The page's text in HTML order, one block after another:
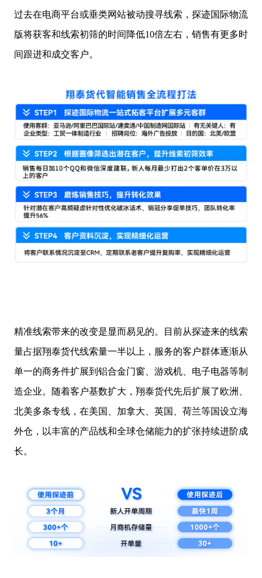
过去在电商平台或垂类网站被动搜寻线索，探迹国际物流
版将获客和线索初筛的时间降低10倍左右，销售有更多时
间跟进和成交客户。
精准线索带来的改变是显而易见的。目前从探迹来的线索
量占据翔泰货代线索量一半以上，服务的客户群体逐渐从
单一的商务件扩展到铝合金门窗、游戏机、电子电器等制
造企业。随着客户基数扩大，翔泰货代先后扩展了欧洲、
北美多条专线，在美国、加拿大、英国、荷兰等国设立海
外仓，以丰富的产品线和全球仓储能力的扩张持续进阶成
长。